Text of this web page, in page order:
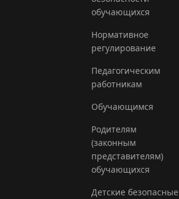
обучающихся
Нормативное
регулирование
Педагогическим
работникам
Обучающимся
Родителям
(законным
представителям)
обучающихся
Детские безопасные